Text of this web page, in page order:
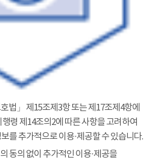
법」 제15조제3항 또는 제17조제4항에
령 제14조의2에 따른 사항을 고려하여
를 추가적으로 이용·제공할 수 있습니다.
동의 없이 추가적인 이용·제공을